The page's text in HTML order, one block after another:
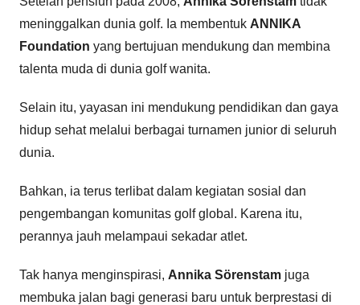
meninggalkan dunia golf. Ia membentuk ANNIKA
Foundation yang bertujuan mendukung dan membina
talenta muda di dunia golf wanita.
Selain itu, yayasan ini mendukung pendidikan dan gaya
hidup sehat melalui berbagai turnamen junior di seluruh
dunia.
Bahkan, ia terus terlibat dalam kegiatan sosial dan
pengembangan komunitas golf global. Karena itu,
perannya jauh melampaui sekadar atlet.
Tak hanya menginspirasi, Annika Sörenstam juga
membuka jalan bagi generasi baru untuk berprestasi di